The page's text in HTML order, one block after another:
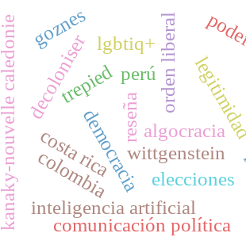
reseña
trepied
decoloniser
kanaky-nouvelle caledonie algocracia
democracia
inteligencia artificial
orden liberal
comunicación política
costa rica
lgbtiq+
perú
wittgenstein
goznes
colombia elecciones